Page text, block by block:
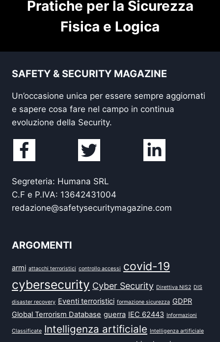
Pratiche per la Sicurezza
Fisica e Logica
SAFETY & SECURITY MAGAZINE
Un’occasione unica per essere sempre aggiornati
e sapere cosa fare nel campo in continua
evoluzione della Security.
Segreteria: Humana SRL
C.F e P.IVA: 13642431004
redazione@safetysecuritymagazine.com
ARGOMENTI
armi attacchi terroristici controllo accessi covid-19
cybersecurity Cyber Security Direttiva NIS2 DIS
disaster recovery Eventi terroristici formazione sicurezza GDPR
Global Terrorism Database guerra IEC 62443 Informazioni
Classificate Intelligenza artificiale Intelligenza artificiale